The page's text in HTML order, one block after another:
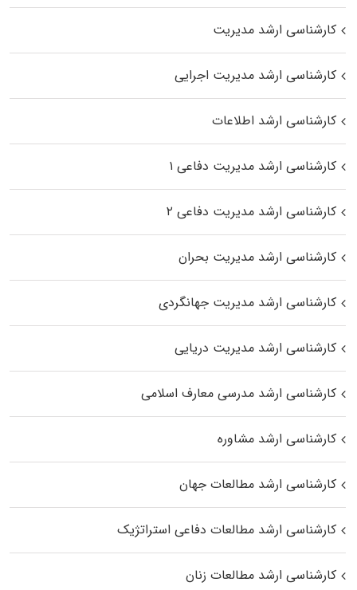
کارشناسی ارشد مدیریت
کارشناسی ارشد مدیریت اجرایی
کارشناسی ارشد اطلاعات
کارشناسی ارشد مدیریت دفاعی ۱
کارشناسی ارشد مدیریت دفاعی ۲
کارشناسی ارشد مدیریت بحران
کارشناسی ارشد مدیریت جهانگردی
کارشناسی ارشد مدیریت دریایی
کارشناسی ارشد مدرسی معارف اسلامی
کارشناسی ارشد مشاوره
کارشناسی ارشد مطالعات جهان
کارشناسی ارشد مطالعات دفاعی استراتژیک
کارشناسی ارشد مطالعات زنان